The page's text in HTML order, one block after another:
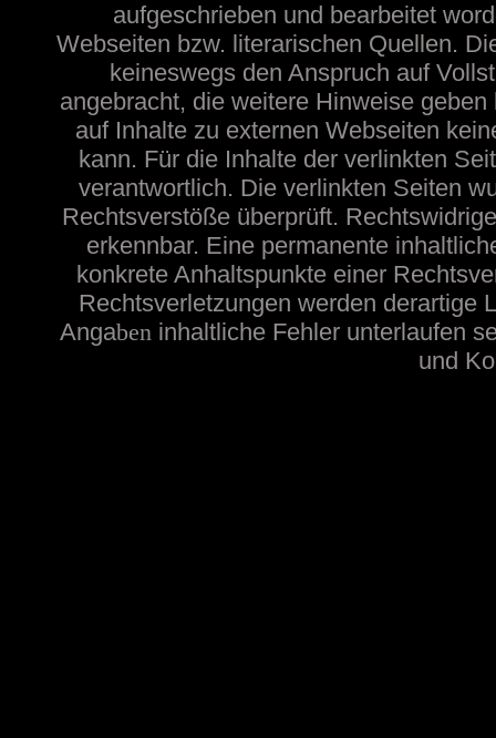
aufgeschrieben und bearbeitet
Webseiten bzw. literarischen Quellen.
keineswegs den Anspruch auf
angebracht, die weitere Hinweise
auf Inhalte zu externen Webseiten
kann. Für die Inhalte der verlinkten
verantwortlich. Die verlinkten Seiten
Rechtsverstöße überprüft.
erkennbar. Eine permanente
konkrete Anhaltspunkte einer
Rechtsverletzungen werden derartige
Angaben inhaltliche Fehler unterlaufen
und